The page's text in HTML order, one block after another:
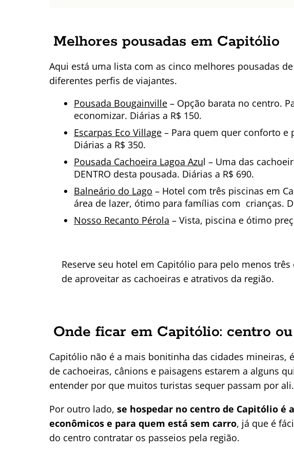
Melhores pousadas em Capitólio
Aqui está uma lista com as cinco melhores pousadas
diferentes perfis de viajantes.
Pousada Bougainville – Opção barata no centro.
economizar. Diárias a R$ 150.
Escarpas Eco Village – Para quem quer conforto e
Diárias a R$ 350.
Pousada Cachoeira Lagoa Azul – Uma das
DENTRO desta pousada. Diárias a R$ 690.
Balneário do Lago – Hotel com três piscinas em
área de lazer, ótimo para famílias com crianças.
Nosso Recanto Pérola – Vista, piscina e ótimo
Reserve seu hotel em Capitólio para pelo menos
de aproveitar as cachoeiras e atrativos da região.
Onde ficar em Capitólio: centro
Capitólio não é a mais bonitinha das cidades mineiras,
de cachoeiras, cânions e paisagens estarem a alguns
entender por que muitos turistas sequer passam por ali.
Por outro lado, se hospedar no centro de Capitólio é
econômicos e para quem está sem carro, já que é
do centro contratar os passeios pela região.